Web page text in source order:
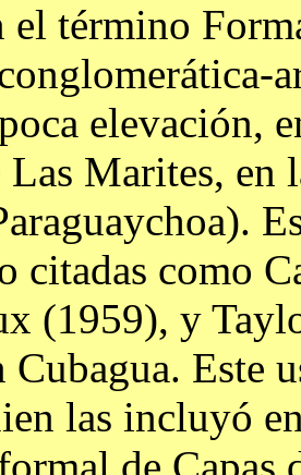
término
elevación,
Las Marites, en
citadas como
(1959), y
Cubagua. Este
las incluyó